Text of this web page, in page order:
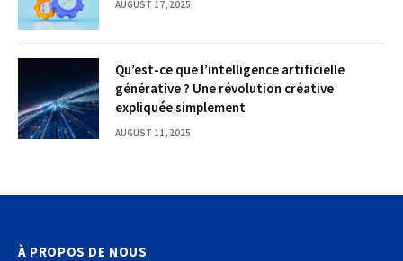
AUGUST 17, 2025
Qu’est-ce que l’intelligence artificielle
générative ? Une révolution créative
expliquée simplement
AUGUST 11, 2025
À PROPOS DE NOUS